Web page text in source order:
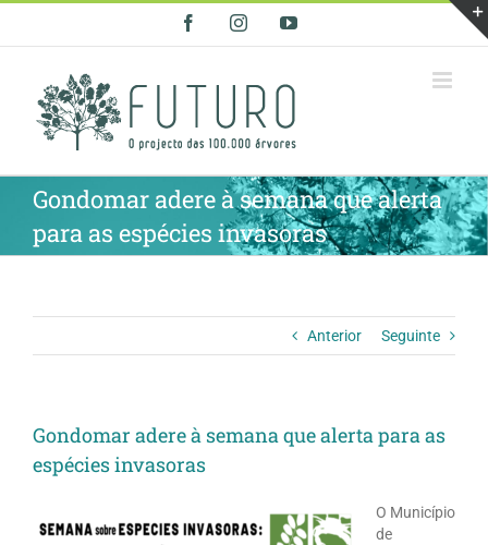
FacebookInstagramYouTube
Gondomar adere à semana que alerta
para as espécies invasoras
Anterior Seguinte
Gondomar adere à semana que alerta para as
espécies invasoras
O Município
de